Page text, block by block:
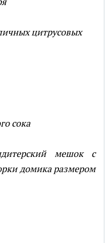
цитрусовых
сока
мешок с
домика размером